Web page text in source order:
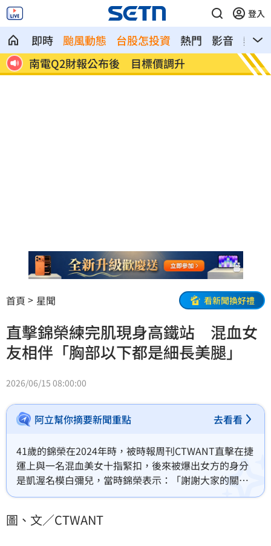
登入
即時 颱風動態 台股怎投資 熱門 影音
熱搜
特
南電Q2財報公布後 目標價調升 俄軍
首頁 星聞 看新聞換好禮
直擊錦榮練完肌現身高鐵站 混血女
友相伴「胸部以下都是細長美腿」
2026/06/15 08:00:00
阿立幫你摘要新聞重點 去看看
41歲的錦榮在2024年時，被時報周刊CTWANT直擊在捷
運上與一名混血美女十指緊扣，後來被爆出女方的身分
是凱渥名模白彌兒，當時錦榮表示：「謝謝大家的關
心，我們都很喜歡現在的生活狀態。」雖然沒有直接承
美女的搭配看起來相當賞心悅目。
圖、文／CTWANT